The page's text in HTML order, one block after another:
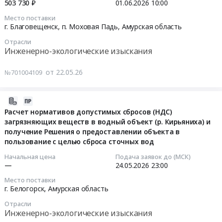
503 730 ₽ 01.06.2026 10:00
Место поставки
г. Благовещенск, п. Моховая Падь, Амурская область
Отрасли
Инженерно-экологические изыскания
№701004109 от 22.05.26
Расчет нормативов допустимых сбросов (НДС)
загрязняющих веществ в водный объект (р. Кирьяниха) и
получение Решения о предоставлении объекта в
пользование с целью сброса сточных вод
Начальная цена
—
Подача заявок до (МСК)
24.05.2026 23:00
Место поставки
г. Белогорск,Амурская область
Отрасли
Инженерно-экологические изыскания